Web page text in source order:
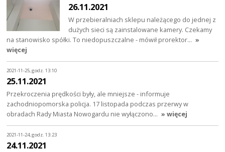
26.11.2021
W przebieralniach sklepu należącego do jednej z
dużych sieci są zainstalowane kamery. Czekamy
na stanowisko spółki. To niedopuszczalne - mówił prorektor… »
więcej
2021-11-25, godz. 13:10
25.11.2021
Przekroczenia prędkości były, ale mniejsze - informuje
zachodniopomorska policja. 17 listopada podczas przerwy w
obradach Rady Miasta Nowogardu nie wyłączono… » więcej
2021-11-24, godz. 13:23
24.11.2021